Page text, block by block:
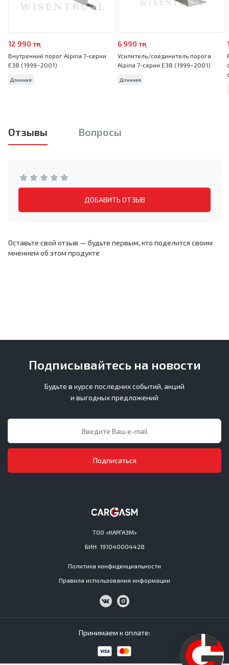
12 990 тңг
Внутренний порог Alpina 7-серии
E38 (1999–2001)
Длинная
6 990 тңг
Усилитель/соединитель порога
Alpina 7-серии E38 (1999–2001)
Длинная
Отзывы Вопросы
ДОБАВИТЬ ОТЗЫВ
Оставьте свой отзыв — будьте первым, кто поделится своим
мнением об этом продукте
ТОО «КАРГАЗМ»
БИН: 191040004428
Политика конфиденциальности
Правила использования информации
Подписывайтесь на новости
Будьте в курсе последних событий, акций
и выгодных предложений
Подписаться
Принимаем к оплате: